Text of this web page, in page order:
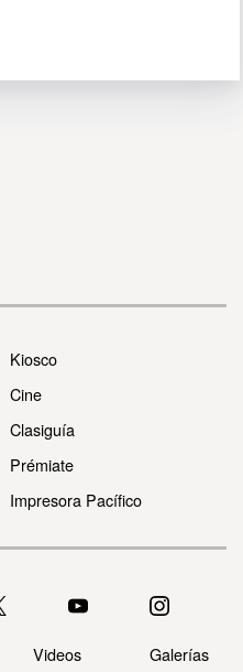
Kiosco
Cine
Clasiguía
Prémiate
Impresora Pacífico
Videos Galerías